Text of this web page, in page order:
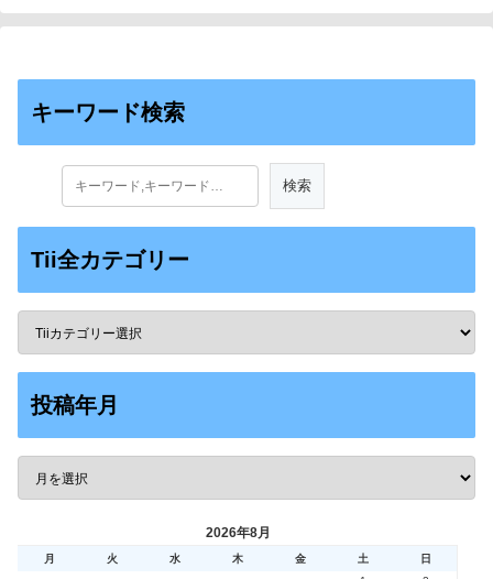
キーワード検索
Tii全カテゴリー
投稿年月
2026年8月
月 火 水 木 金 土
日